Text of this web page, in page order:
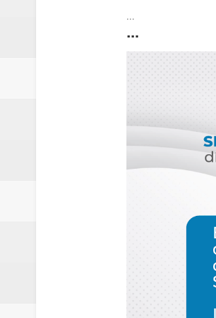
...
...